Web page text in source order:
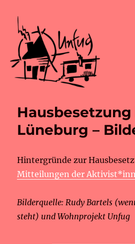
Hausbesetzung
Lüneburg –
Hintergründe zur
Mitteilungen der
Bilderquelle: Rudy Bartels
steht) und Wohnprojekt Unfug